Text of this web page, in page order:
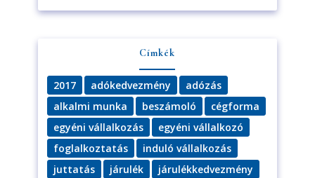
Címkék
2017 adókedvezmény
adózás
alkalmi munka
beszámoló
cégforma
egyéni vállalkozás
egyéni vállalkozó
foglalkoztatás
induló vállalkozás
juttatás
járulék
járulékkedvezmény